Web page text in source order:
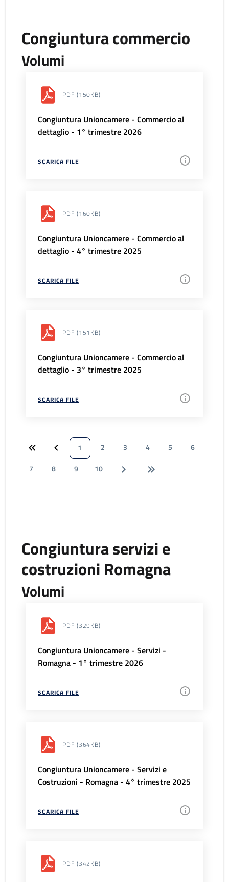
Congiuntura commercio
Volumi
PDF (150KB)
Congiuntura Unioncamere - Commercio al
dettaglio - 1° trimestre 2026
SCARICA FILE
PDF (160KB)
Congiuntura Unioncamere - Commercio al
dettaglio - 4° trimestre 2025
SCARICA FILE
PDF (151KB)
Congiuntura Unioncamere - Commercio al
dettaglio - 3° trimestre 2025
SCARICA FILE
1 2 3 4 5
6
7
8 9 10
Congiuntura servizi e
costruzioni Romagna
Volumi
PDF (329KB)
Congiuntura Unioncamere - Servizi -
Romagna - 1° trimestre 2026
SCARICA FILE
PDF (364KB)
Congiuntura Unioncamere - Servizi e
Costruzioni - Romagna - 4° trimestre 2025
SCARICA FILE
PDF (342KB)